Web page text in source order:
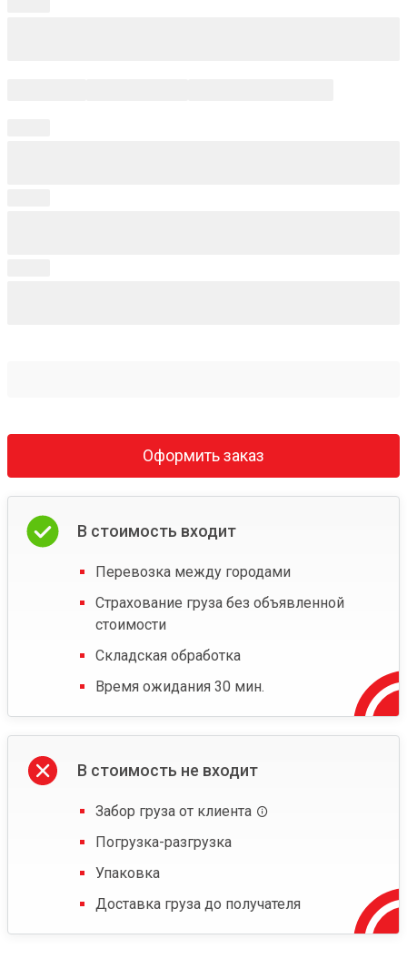
Оформить заказ
В стоимость входит
Перевозка между городами
Страхование груза без объявленной
стоимости
Складская обработка
Время ожидания 30 мин.
В стоимость не входит
Забор груза от клиента
Погрузка-разгрузка
Упаковка
Доставка груза до получателя